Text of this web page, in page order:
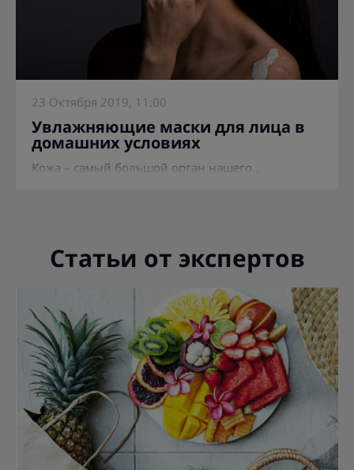
23 Октября 2019, 11:00
Увлажняющие маски для лица в
домашних условиях
Кожа – самый большой орган нашего...
Статьи от экспертов